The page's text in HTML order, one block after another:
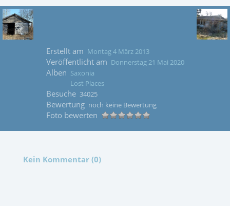
Erstellt am Montag 4 März 2013
Veröffentlicht am Donnerstag 21 Mai 2020
Alben Saxonia
Lost Places
Besuche 34025
Bewertung noch keine Bewertung
Foto bewerten
Kein Kommentar (0)